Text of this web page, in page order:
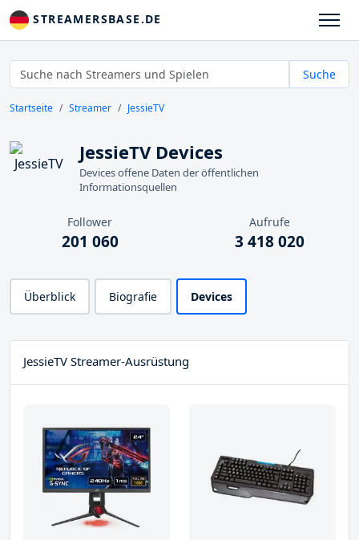
STREAMERSBASE.DE
Suche
Startseite Streamer JessieTV
JessieTV Devices
Devices offene Daten der öffentlichen
Informationsquellen
Follower
201 060
Aufrufe
3 418 020
Überblick Biografie Devices
JessieTV Streamer-Ausrüstung